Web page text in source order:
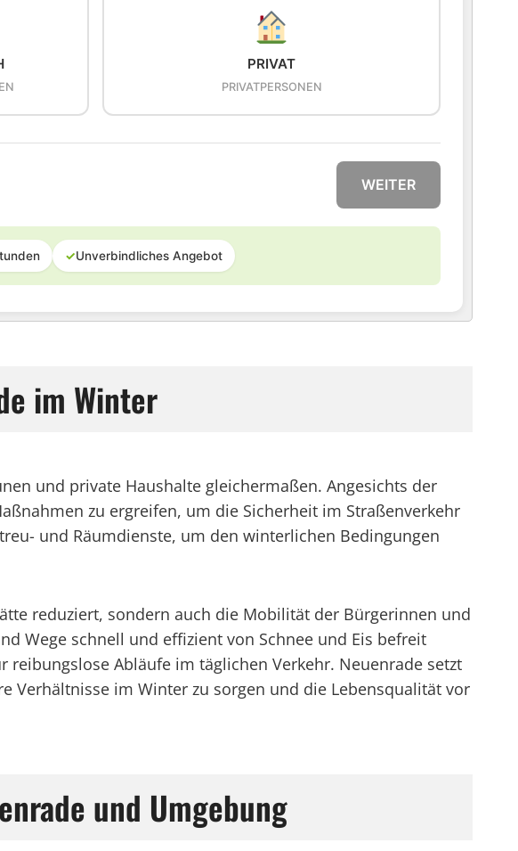
PRIVAT
PRIVATPERSONEN
WEITER
✓Unverbindliches Angebot
im Winter
und private Haushalte gleichermaßen. Angesichts der
zu ergreifen, um die Sicherheit im Straßenverkehr
und Räumdienste, um den winterlichen Bedingungen
reduziert, sondern auch die Mobilität der Bürgerinnen und
Wege schnell und effizient von Schnee und Eis befreit
Abläufe im täglichen Verkehr. Neuenrade setzt
Verhältnisse im Winter zu sorgen und die Lebensqualität vor
und Umgebung